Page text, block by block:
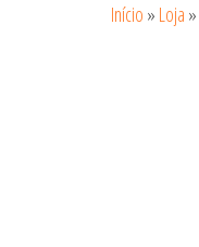
Início » Loja »